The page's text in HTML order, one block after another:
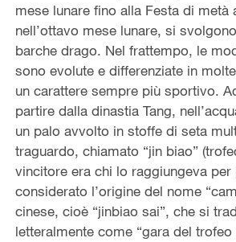
mese lunare fino alla Festa di metà
nell’ottavo mese lunare, si
barche drago. Nel frattempo, le
sono evolute e differenziate in
un carattere sempre più sportivo.
partire dalla dinastia Tang,
un palo avvolto in stoffe di seta
traguardo, chiamato “jin biao”
vincitore era chi lo raggiungeva
considerato l’origine del nome
cinese, cioè “jinbiao sai”, che si
letteralmente come “gara del